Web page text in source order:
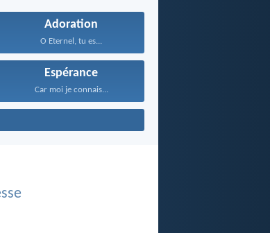
Adoration
O Eternel, tu es...
Espérance
Car moi je connais...